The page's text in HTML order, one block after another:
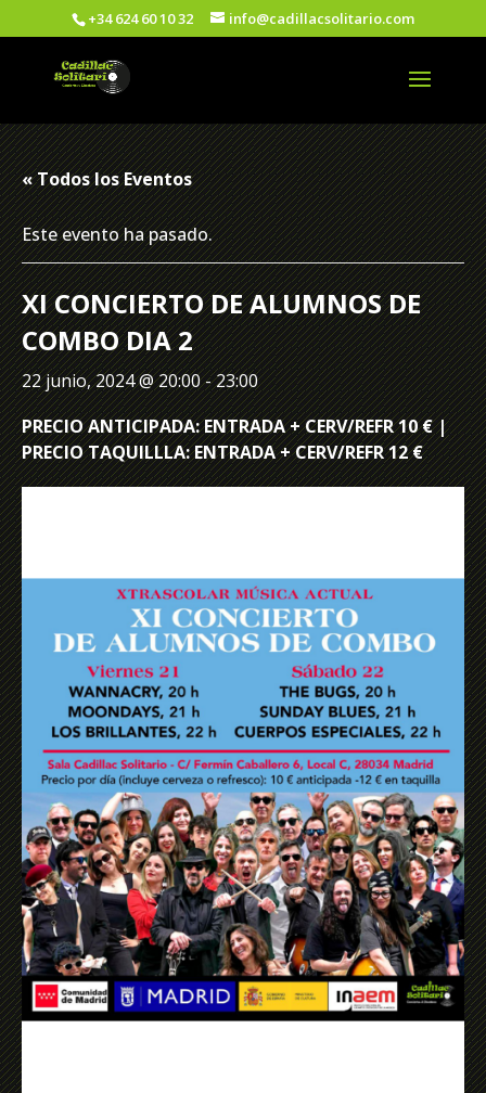
+34 624 60 10 32 info@cadillacsolitario.com
« Todos los Eventos
Este evento ha pasado.
XI CONCIERTO DE ALUMNOS DE
COMBO DIA 2
22 junio, 2024 @ 20:00-23:00
PRECIO ANTICIPADA: ENTRADA + CERV/REFR 10 € |
PRECIO TAQUILLLA: ENTRADA + CERV/REFR 12 €